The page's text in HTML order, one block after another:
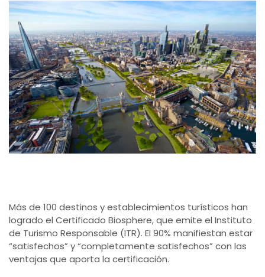
Más de 100 destinos y establecimientos turísticos han
logrado el Certificado Biosphere, que emite el Instituto
de Turismo Responsable (ITR). El 90% manifiestan estar
“satisfechos” y “completamente satisfechos” con las
ventajas que aporta la certificación.